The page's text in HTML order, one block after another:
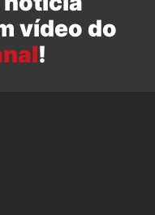
vídeo do
!